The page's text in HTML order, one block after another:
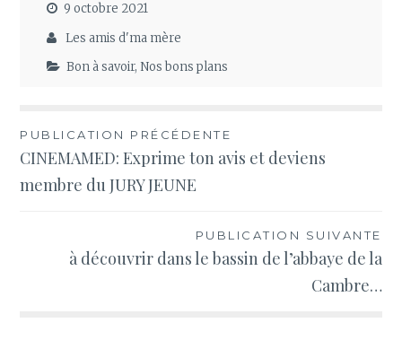
9 octobre 2021
Les amis d'ma mère
Bon à savoir,Nos bons plans
Navigation
de
PUBLICATION PRÉCÉDENTE
CINEMAMED: Exprime ton avis et deviens
membre du JURY JEUNE
PUBLICATION SUIVANTE
à découvrir dans le bassin de l’abbaye de la
Cambre…